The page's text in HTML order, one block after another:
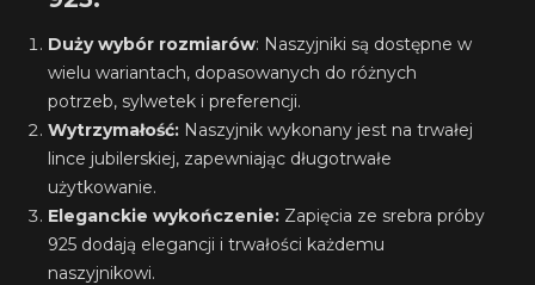
Duży wybór rozmiarów: Naszyjniki są dostępne w
wielu wariantach, dopasowanych do różnych
potrzeb, sylwetek i preferencji.
Wytrzymałość: Naszyjnik wykonany jest na trwałej
lince jubilerskiej, zapewniając długotrwałe
użytkowanie.
Eleganckie wykończenie: Zapięcia ze srebra próby
925 dodają elegancji i trwałości każdemu
naszyjnikowi.